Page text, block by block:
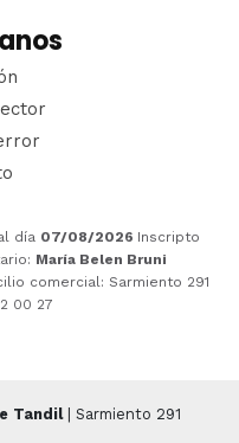
día 07/08/2026 Inscripto
María Belen Bruni
comercial: Sarmiento 291
00 27
Tandil| Sarmiento 291